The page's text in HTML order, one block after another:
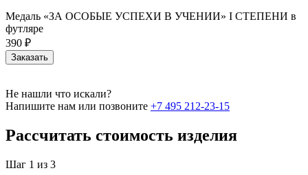
Медаль «ЗА ОСОБЫЕ УСПЕХИ В УЧЕНИИ» I СТЕПЕНИ в
футляре
390 ₽
Заказать
Не нашли что искали?
Напишите нам или позвоните +7 495 212-23-15
Рассчитать стоимость изделия
Шаг 1 из 3